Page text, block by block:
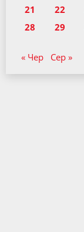
21
22
28
29
« Чер Сер »